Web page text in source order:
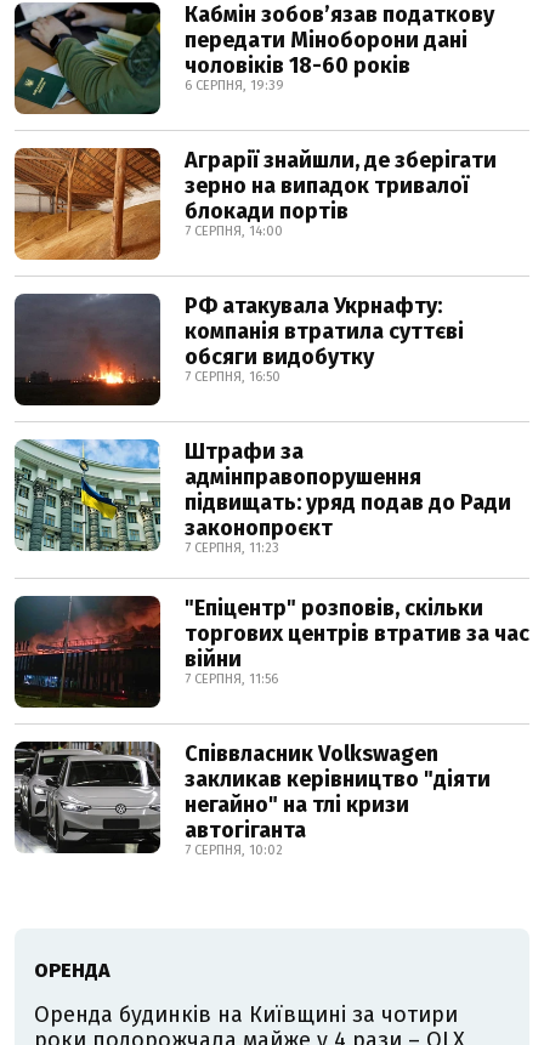
Кабмін зобовʼязав податкову
передати Міноборони дані
чоловіків 18-60 років
6 СЕРПНЯ, 19:39
Аграрії знайшли, де зберігати
зерно на випадок тривалої
блокади портів
7 СЕРПНЯ, 14:00
РФ атакувала Укрнафту:
компанія втратила суттєві
обсяги видобутку
7 СЕРПНЯ, 16:50
Штрафи за
адмінправопорушення
підвищать: уряд подав до Ради
законопроєкт
7 СЕРПНЯ, 11:23
"Епіцентр" розповів, скільки
торгових центрів втратив за час
війни
7 СЕРПНЯ, 11:56
Співвласник Volkswagen
закликав керівництво "діяти
негайно" на тлі кризи
автогіганта
7 СЕРПНЯ, 10:02
ОРЕНДА
Оренда будинків на Київщині за чотири